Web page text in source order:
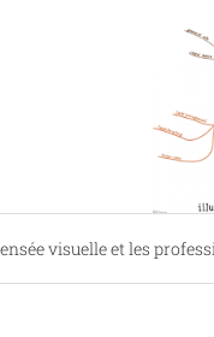
visuelle et les